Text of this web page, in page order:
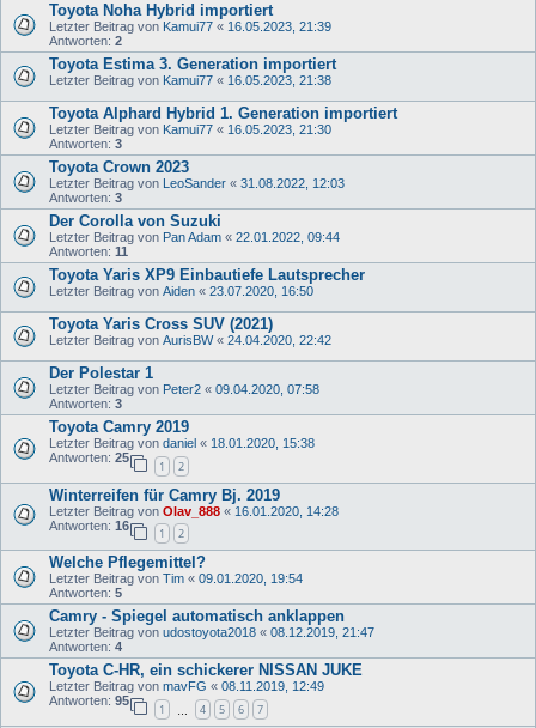
Toyota Noha Hybrid importiert
Letzter Beitrag von Kamui77 « 16.05.2023, 21:39
Antworten: 2
Toyota Estima 3. Generation importiert
Letzter Beitrag von Kamui77 « 16.05.2023, 21:38
Toyota Alphard Hybrid 1. Generation importiert
Letzter Beitrag von Kamui77 « 16.05.2023, 21:30
Antworten: 3
Toyota Crown 2023
Letzter Beitrag von LeoSander « 31.08.2022, 12:03
Antworten: 3
Der Corolla von Suzuki
Letzter Beitrag von Pan Adam « 22.01.2022, 09:44
Antworten: 11
Toyota Yaris XP9 Einbautiefe Lautsprecher
Letzter Beitrag von Aiden « 23.07.2020, 16:50
Toyota Yaris Cross SUV (2021)
Letzter Beitrag von AurisBW« 24.04.2020, 22:42
Der Polestar 1
Letzter Beitrag von Peter2 « 09.04.2020, 07:58
Antworten: 3
Toyota Camry 2019
Letzter Beitrag von daniel « 18.01.2020, 15:38
Antworten: 25
1 2
Winterreifen für Camry Bj. 2019
Letzter Beitrag von Olav_888 « 16.01.2020, 14:28
Antworten: 16
1 2
Welche Pflegemittel?
Letzter Beitrag von Tim « 09.01.2020, 19:54
Antworten: 5
Camry - Spiegel automatisch anklappen
Letzter Beitrag von udostoyota2018 « 08.12.2019, 21:47
Antworten: 4
Toyota C-HR, ein schickerer NISSAN JUKE
Letzter Beitrag von mavFG « 08.11.2019, 12:49
Antworten: 95
1 4 5 6 7